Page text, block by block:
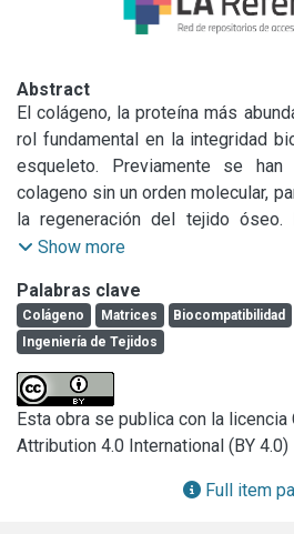
Abstract
El colágeno, la proteína más
rol fundamental en la integridad
esqueleto. Previamente se han
colageno sin un orden molecular,
la regeneración del tejido óseo.
candidato natural para mejorar
caracterizar matrices de colágeno
distribución al azar) y estudiar
células óseas en cultivo. Se
tendón de Aquiles bovino,
laboratorio con un grado de pureza
al., 2007]. Se fabricaron matrices
y de colágeno ordenado
características de la superficie
Show more
Palabras clave
Colágeno Matrices Biocompatibilidad
Ingeniería de Tejidos
Esta obra se publica con la licencia
Attribution 4.0 International (BY 4.0)
Full item